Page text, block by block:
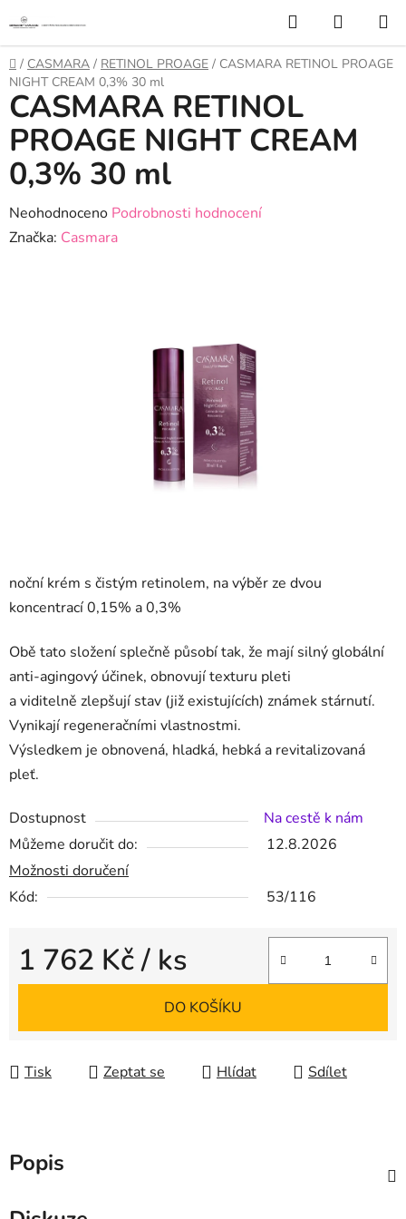
na
obsah
Hledat
KOŠÍK
Domů
/ CASMARA / RETINOL PROAGE / CASMARA RETINOL PROAGE
NIGHT CREAM 0,3% 30 ml
noční krém s čistým retinolem, na výběr ze dvou
koncentrací 0,15% a 0,3%
Obě tato složení splečně působí tak, že mají silný globální
anti-agingový účinek, obnovují texturu pleti
a viditelně zlepšují stav (již existujících) známek stárnutí.
Vynikají regeneračními vlastnostmi.
Výsledkem je obnovená, hladká, hebká a revitalizovaná
pleť.
Dostupnost
Na cestě k nám
Můžeme doručit do:
12.8.2026
Možnosti doručení
Kód:
53/116
1 762 Kč/ ks
Měrná cena:
DO KOŠÍKU
Tisk Zeptat se Hlídat Sdílet
CASMARA RETINOL
PROAGE NIGHT CREAM
0,3% 30 ml
Průměrné
hodnocení
Neohodnoceno Podrobnosti hodnocení
Značka: Casmara
Popis